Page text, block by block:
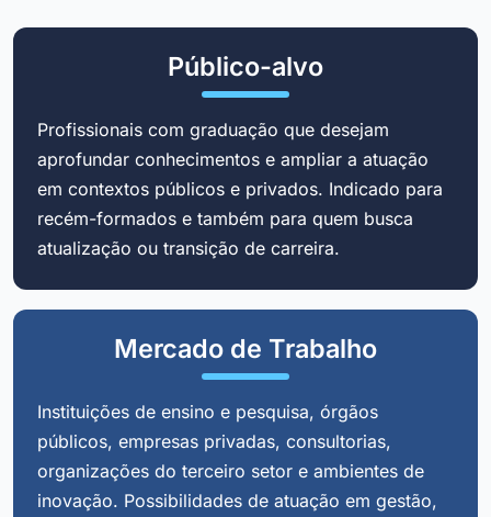
Público-alvo
Profissionais com graduação que desejam
aprofundar conhecimentos e ampliar a atuação
em contextos públicos e privados. Indicado para
recém-formados e também para quem busca
atualização ou transição de carreira.
Mercado de Trabalho
Instituições de ensino e pesquisa, órgãos
públicos, empresas privadas, consultorias,
organizações do terceiro setor e ambientes de
inovação. Possibilidades de atuação em gestão,